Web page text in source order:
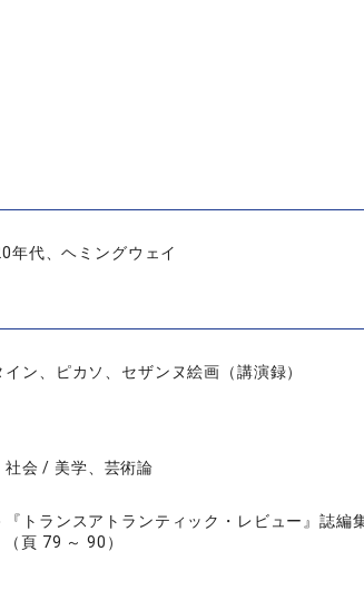
年代、ヘミングウェイ
ン、ピカソ、セザンヌ絵画（講演録）
社会 / 美学、芸術論
トランスアトランティック・レビュー』誌編
頁 79 ～ 90）